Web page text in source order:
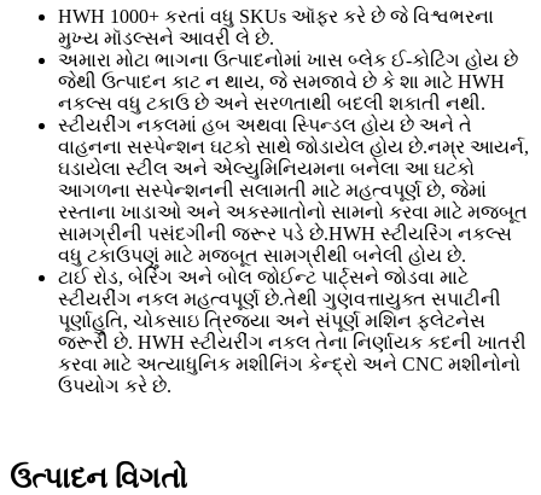
HWH 1000+ કરતાં વધુ SKUs ઑફર કરે છે જે વિશ્વભરના
મુખ્ય મૉડલ્સને આવરી લે છે.
અમારા મોટા ભાગના ઉત્પાદનોમાં ખાસ બ્લેક ઈ-કોટિંગ હોય છે
જેથી ઉત્પાદન કાટ ન થાય, જે સમજાવે છે કે શા માટે HWH
નકલ્સ વધુ ટકાઉ છે અને સરળતાથી બદલી શકાતી નથી.
સ્ટીયરીંગ નકલમાં હબ અથવા સ્પિન્ડલ હોય છે અને તે
વાહનના સસ્પેન્શન ઘટકો સાથે જોડાયેલ હોય છે.નમ્ર આયર્ન,
ઘડાયેલા સ્ટીલ અને એલ્યુમિનિયમના બનેલા આ ઘટકો
આગળના સસ્પેન્શનની સલામતી માટે મહત્વપૂર્ણ છે, જેમાં
રસ્તાના ખાડાઓ અને અકસ્માતોનો સામનો કરવા માટે મજબૂત
સામગ્રીની પસંદગીની જરૂર પડે છે.HWH સ્ટીયરિંગ નકલ્સ
વધુ ટકાઉપણું માટે મજબૂત સામગ્રીથી બનેલી હોય છે.
ટાઈ રોડ, બેરિંગ અને બોલ જોઈન્ટ પાર્ટ્સને જોડવા માટે
સ્ટીયરીંગ નકલ મહત્વપૂર્ણ છે.તેથી ગુણવત્તાયુક્ત સપાટીની
પૂર્ણાહુતિ, ચોકસાઇ ત્રિજ્યા અને સંપૂર્ણ મશિન ફ્લેટનેસ
જરૂરી છે. HWH સ્ટીયરીંગ નકલ તેના નિર્ણાયક કદની ખાતરી
કરવા માટે અત્યાધુનિક મશીનિંગ કેન્દ્રો અને CNC મશીનોનો
ઉપયોગ કરે છે.
ઉત્પાદન વિગતો